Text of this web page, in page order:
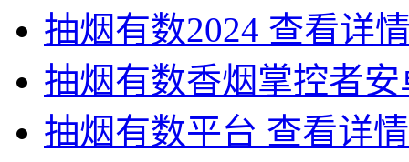
抽烟有数2024 查看详
抽烟有数香烟掌控者安
抽烟有数平台 查看详情